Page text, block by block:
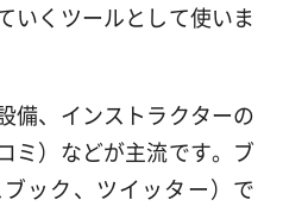
いくツールとして使いま
備、インストラクターの
ミ）などが主流です。ブ
ック、ツイッター）で